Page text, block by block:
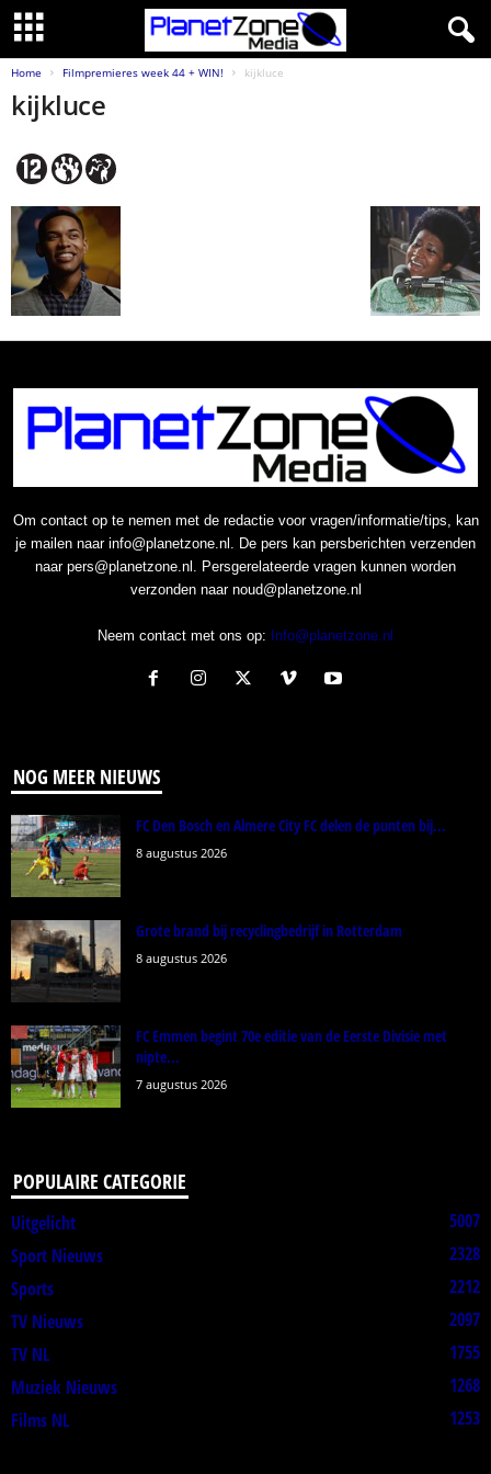
Home Filmpremieres week 44 + WIN! kijkluce
kijkluce
Om contact op te nemen met de redactie voor vragen/informatie/tips, kan
je mailen naar info@planetzone.nl. De pers kan persberichten verzenden
naar pers@planetzone.nl. Persgerelateerde vragen kunnen worden
verzonden naar noud@planetzone.nl
Neem contact met ons op: Info@planetzone.nl
NOG MEER NIEUWS
FC Den Bosch en Almere City FC delen de punten bij...
8 augustus 2026
Grote brand bij recyclingbedrijf in Rotterdam
8 augustus 2026
FC Emmen begint 70e editie van de Eerste Divisie met
nipte...
7 augustus 2026
POPULAIRE CATEGORIE
Uitgelicht
5007
Sport Nieuws
2328
Sports
2212
TV Nieuws
2097
TV NL
1755
Muziek Nieuws
1268
Films NL
1253